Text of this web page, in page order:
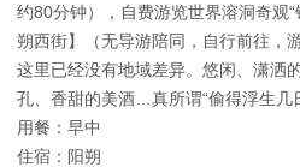
约80分钟），自费游览世界溶洞奇观
朔西街】（无导游陪同，自行前往，
这里已经没有地域差异。悠闲、潇洒
孔、香甜的美酒…真所谓“偷得浮生几
用餐：早中
住宿：阳朔